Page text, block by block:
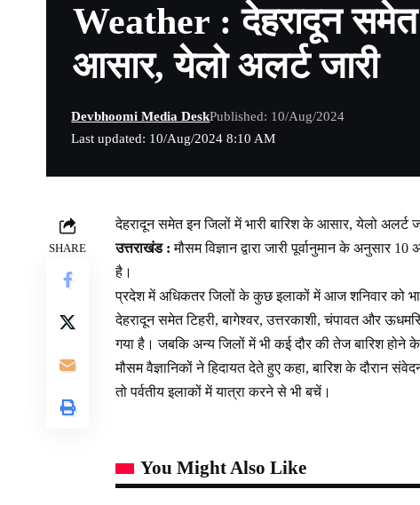
Weather : देहरादून समेत
आसार, येलो अलर्ट जारी
Last updated: 10/Aug/2024 8:10 AM
Devbhoomi Media DeskPublished: 10/Aug/2024
SHARE
देहरादून समेत इन जिलों में भारी बारिश के आसार, येलो अलर्ट
उत्तराखंड : मौसम विज्ञान द्वारा जारी पूर्वानुमान के अनुसार
है।
प्रदेश में अधिकतर जिलों के कुछ इलाकों में आज शनिवार को
देहरादून समेत टिहरी, बागेश्वर, उत्तरकाशी, चंपावत और
गया है। जबकि अन्य जिलों में भी कई दौर की तेज बारिश होने
मौसम वैज्ञानिकों ने हिदायत देते हुए कहा, बारिश के दौरान
तो पर्वतीय इलाकों में यात्रा करने से भी बचें।
You Might Also Like